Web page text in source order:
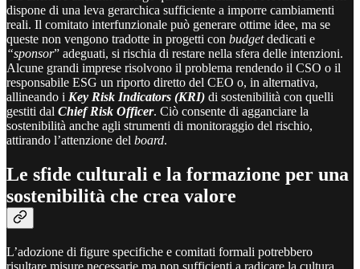
dispone di una leva gerarchica sufficiente a imporre cambiamenti
reali. Il comitato interfunzionale può generare ottime idee, ma se
queste non vengono tradotte in progetti con budgetdedicati e
“sponsor” adeguati, si rischia di restare nella sfera delle intenzioni.
Alcune grandi imprese risolvono il problema rendendo il CSO o il
responsabile ESG un riporto diretto del CEO o, in alternativa,
allineando i Key Risk Indicators (KRI) di sostenibilità con quelli
gestiti dal Chief Risk Officer. Ciò consente di agganciare la
sostenibilità anche agli strumenti di monitoraggio del rischio,
attirando l’attenzione del board.
Le sfide culturali e la formazione per una
sostenibilità che crea valore
L’adozione di figure specifiche e comitati formali potrebbero
risultare misure necessarie ma non sufficienti a radicare la cultura